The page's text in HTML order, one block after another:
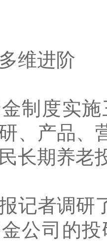
维进阶
制度实
、产品、
长期养老
记者调研
公司的